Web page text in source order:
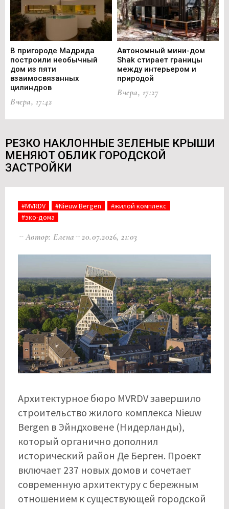
В пригороде Мадрида
построили необычный
дом из пяти
взаимосвязанных
цилиндров
Вчера, 17:42
Автономный мини-дом
Shak стирает границы
между интерьером и
природой
Вчера, 17:27
РЕЗКО НАКЛОННЫЕ ЗЕЛЕНЫЕ КРЫШИ
МЕНЯЮТ ОБЛИК ГОРОДСКОЙ
ЗАСТРОЙКИ
#MVRDV #Nieuw Bergen
#жилой комплекс
#эко-дома
Автор: Елена 20.07.2026, 21:03
Архитектурное бюро MVRDV завершило
строительство жилого комплекса Nieuw
Bergen в Эйндховене (Нидерланды),
который органично дополнил
исторический район Де Берген. Проект
включает 237 новых домов и сочетает
современную архитектуру с бережным
отношением к существующей городской